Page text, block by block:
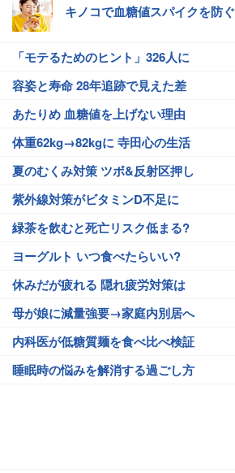
キノコで血糖値スパイクを防ぐ
「モテるためのヒント」326人に
容姿と寿命 28年追跡で見えた差
あたりめ 血糖値を上げない理由
体重62kg→82kgに 寺田心の生活
夏のむくみ対策 ツボ&反射区押し
紫外線対策がビタミンD不足に
緑茶を飲むと死亡リスク低まる?
ヨーグルト いつ食べたらいい?
休みだが疲れる 隠れ疲労対策は
母が娘に減量強要→家庭内別居へ
内科医が低糖質麺を食べ比べ検証
睡眠時の悩みを解消する過ごし方